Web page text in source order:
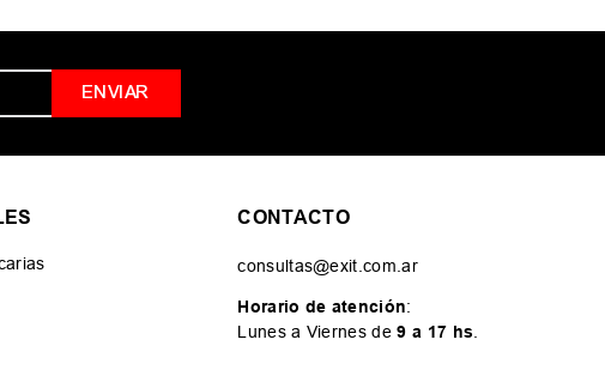
ENVIAR
CONTACTO
consultas@exit.com.ar
Horario de atención:
Lunes a Viernes de9 a 17 hs